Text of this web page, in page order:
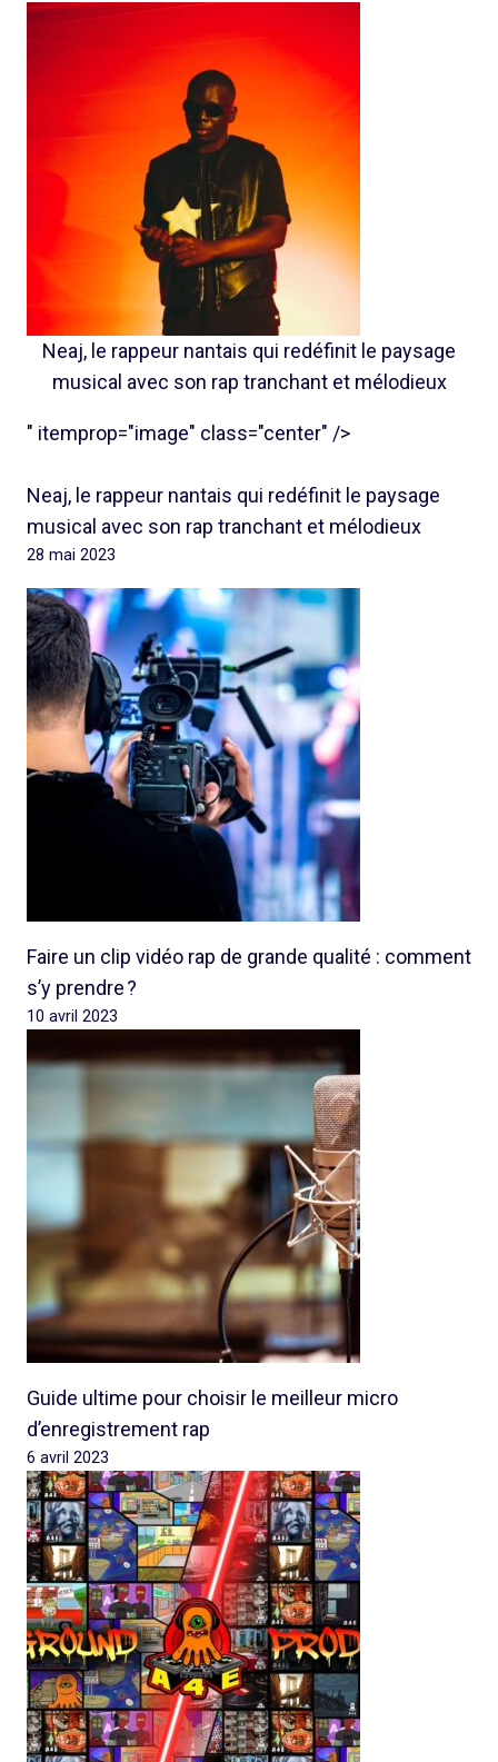
Neaj, le rappeur nantais qui redéfinit le paysage
musical avec son rap tranchant et mélodieux
" itemprop="image" class="center" />
Neaj, le rappeur nantais qui redéfinit le paysage
musical avec son rap tranchant et mélodieux
28 mai 2023
Faire un clip vidéo rap de grande qualité : comment
s’y prendre ?
10 avril 2023
Guide ultime pour choisir le meilleur micro
d’enregistrement rap
6 avril 2023